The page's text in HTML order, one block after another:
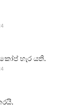
හැර යති.